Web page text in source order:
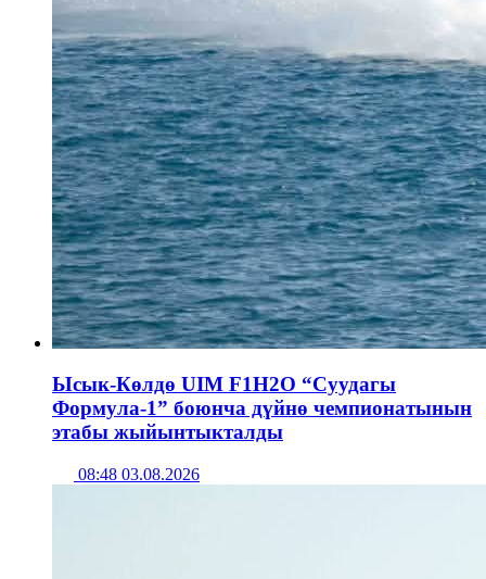
Ысык-Көлдө UIM F1H2O “Суудагы
Формула-1” боюнча дүйнө чемпионатынын
этабы жыйынтыкталды
08:48 03.08.2026